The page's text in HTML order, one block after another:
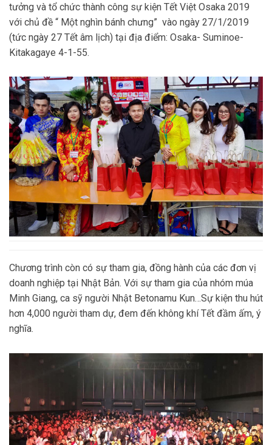
tưởng và tổ chức thành công sự kiện Tết Việt Osaka 2019
với chủ đề “ Một nghìn bánh chưng” vào ngày 27/1/2019
(tức ngày 27 Tết âm lịch) tại địa điểm: Osaka- Suminoe-
Kitakagaye 4-1-55.
Chương trình còn có sự tham gia, đồng hành của các đơn vị
doanh nghiệp tại Nhật Bản. Với sự tham gia của nhóm múa
Minh Giang, ca sỹ người Nhật Betonamu Kun…Sự kiện thu hút
hơn 4,000 người tham dự, đem đến không khí Tết đầm ấm, ý
nghĩa.